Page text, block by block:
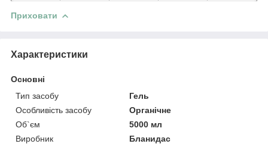
Приховати
Характеристики
Основні
Тип засобу
Гель
Особливість засобу
Органічне
Об`єм
5000 мл
Виробник
Бланидас